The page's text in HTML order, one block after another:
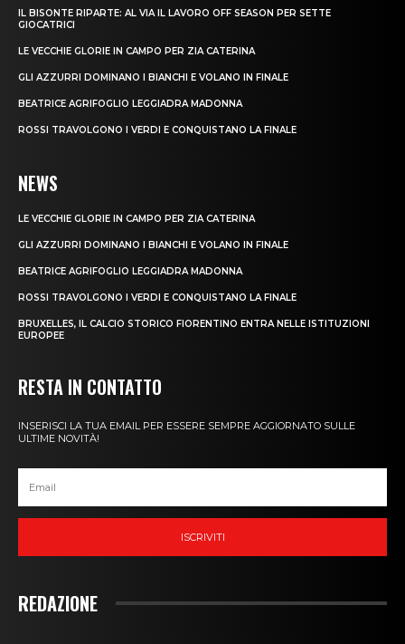
IL BISONTE RIPARTE: AL VIA IL LAVORO OFF SEASON PER SETTE
GIOCATRICI
LE VECCHIE GLORIE IN CAMPO PER ZIA CATERINA
GLI AZZURRI DOMINANO I BIANCHI E VOLANO IN FINALE
BEATRICE AGRIFOGLIO LEGGIADRA MADONNA
ROSSI TRAVOLGONO I VERDI E CONQUISTANO LA FINALE
NEWS
LE VECCHIE GLORIE IN CAMPO PER ZIA CATERINA
GLI AZZURRI DOMINANO I BIANCHI E VOLANO IN FINALE
BEATRICE AGRIFOGLIO LEGGIADRA MADONNA
ROSSI TRAVOLGONO I VERDI E CONQUISTANO LA FINALE
BRUXELLES, IL CALCIO STORICO FIORENTINO ENTRA NELLE ISTITUZIONI
EUROPEE
RESTA IN CONTATTO
INSERISCI LA TUA EMAIL PER ESSERE SEMPRE AGGIORNATO SULLE
ULTIME NOVITÀ!
ISCRIVITI
REDAZIONE